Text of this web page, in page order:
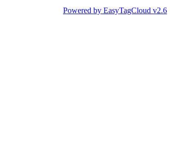
Powered by EasyTagCloud v2.6